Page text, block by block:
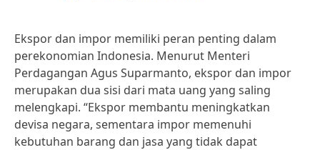
Ekspor dan impor memiliki peran penting dalam
perekonomian Indonesia. Menurut Menteri
Perdagangan Agus Suparmanto, ekspor dan impor
merupakan dua sisi dari mata uang yang saling
melengkapi. “Ekspor membantu meningkatkan
devisa negara, sementara impor memenuhi
kebutuhan barang dan jasa yang tidak dapat